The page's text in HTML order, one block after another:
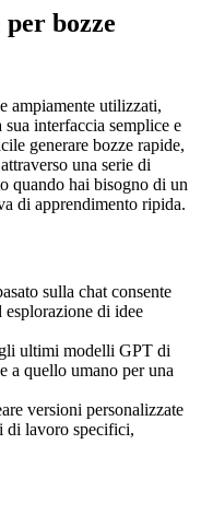
bozze
ampiamente utilizzati,
interfaccia semplice e
generare bozze rapide,
una serie di
quando hai bisogno di un
di apprendimento ripida.
sulla chat consente
esplorazione di idee
ultimi modelli GPT di
a quello umano per una
versioni personalizzate
di lavoro specifici,